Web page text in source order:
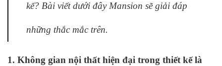
kế? Bài viết dưới đây Mansion sẽ giải đáp
những thắc mắc trên.
1. Không gian nội thất hiện đại trong thiết kế là